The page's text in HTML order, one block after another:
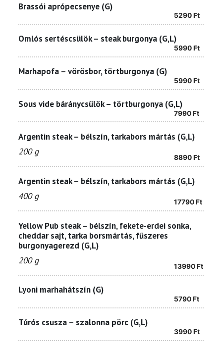
Brassói aprópecsenye (G)
5290Ft
Omlós sertéscsülök – steak burgonya (G,L)
5990Ft
Marhapofa – vörösbor, törtburgonya (G)
5990Ft
Sous vide báránycsülök – törtburgonya (G,L)
7990Ft
Argentin steak – bélszín, tarkabors mártás (G,L)
200 g
8890Ft
Argentin steak – bélszín, tarkabors mártás (G,L)
400 g
17790Ft
Yellow Pub steak – bélszín, fekete-erdei sonka,
cheddar sajt, tarka borsmártás, fűszeres
burgonyagerezd (G,L)
200 g
13990Ft
Lyoni marhahátszín (G)
5790Ft
Túrós csusza – szalonna pörc (G,L)
3990Ft